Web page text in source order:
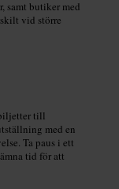
samt butiker med
vid större
till
med en
Ta paus i ett
tid för att